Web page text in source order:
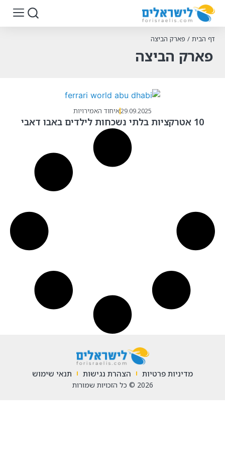
דף הבית / פארק הביצה
פארק הביצה
29.09.2025איחוד האמירויות
10 אטרקציות בלתי נשכחות לילדים באבו דאבי
מדיניות פרטיות הצהרת נגישות תנאי שימוש
2026 © כל הזכויות שמורות